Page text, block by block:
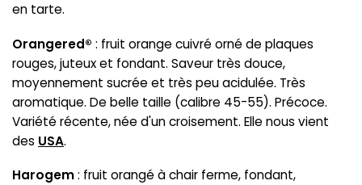
en tarte.
Orangered® : fruit orange cuivré orné de plaques
rouges, juteux et fondant. Saveur très douce,
moyennement sucrée et très peu acidulée. Très
aromatique. De belle taille (calibre 45-55). Précoce.
Variété récente, née d'un croisement. Elle nous vient
des USA.
Harogem: fruit orangé à chair ferme, fondant,